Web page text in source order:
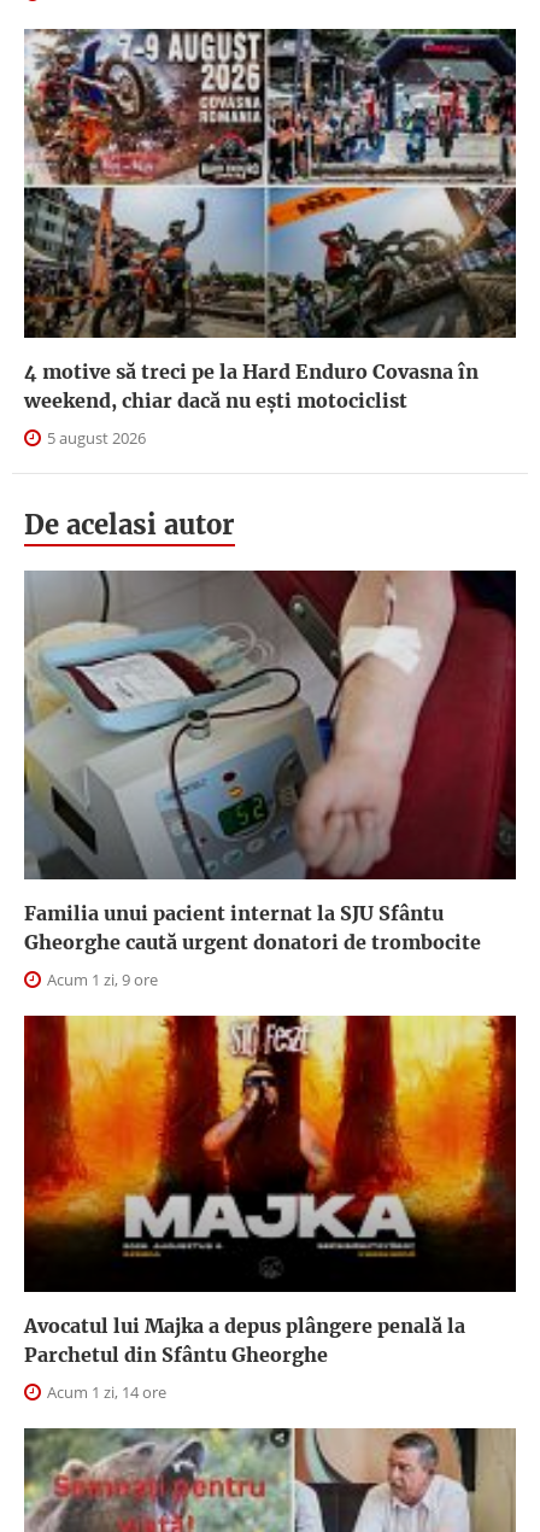
4 motive să treci pe la Hard Enduro Covasna în
weekend, chiar dacă nu ești motociclist
5 august 2026
De acelasi autor
Familia unui pacient internat la SJU Sfântu
Gheorghe caută urgent donatori de trombocite
Acum 1 zi, 9 ore
Avocatul lui Majka a depus plângere penală la
Parchetul din Sfântu Gheorghe
Acum 1 zi, 14 ore